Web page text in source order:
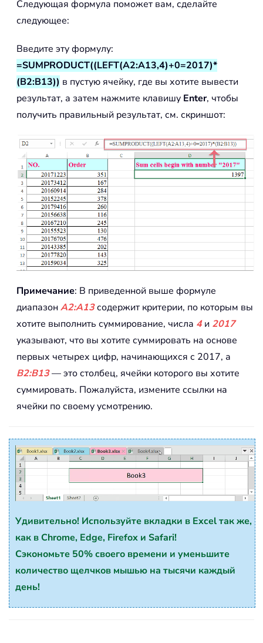
Следующая формула поможет вам, сделайте
следующее:
Введите эту формулу:
=SUMPRODUCT((LEFT(A2:A13,4)+0=2017)*
(B2:B13)) в пустую ячейку, где вы хотите вывести
результат, а затем нажмите клавишу Enter, чтобы
получить правильный результат, см. скриншот:
Примечание: В приведенной выше формуле
диапазонA2:A13содержит критерии, по которым вы
хотите выполнить суммирование, числа 4и 2017
указывают, что вы хотите суммировать на основе
первых четырех цифр, начинающихся с 2017, а
B2:B13— это столбец, ячейки которого вы хотите
суммировать. Пожалуйста, измените ссылки на
ячейки по своему усмотрению.
Удивительно! Используйте вкладки в Excel так же,
как в Chrome, Edge, Firefox и Safari!
Сэкономьте 50% своего времени и уменьшите
количество щелчков мышью на тысячи каждый
день!